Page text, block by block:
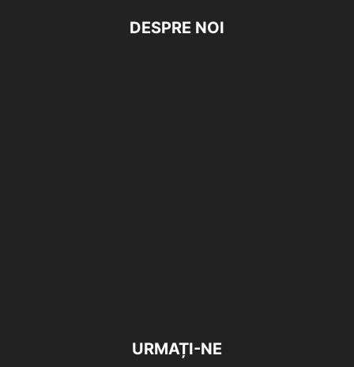
DESPRE NOI
URMAȚI-NE